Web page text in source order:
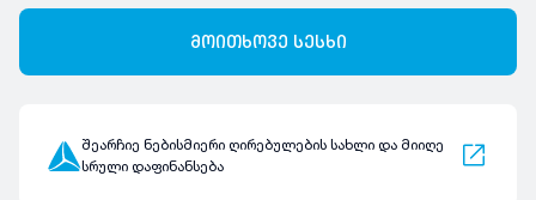
მოითხოვე სესხი
შეარჩიე ნებისმიერი ღირებულების სახლი და მიიღე
სრული დაფინანსება